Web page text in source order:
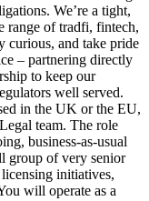
We’re a tight,
range of tradfi, fintech,
curious, and take pride
– partnering directly
to keep our
well served.
in the UK or the EU,
team. The role
business-as-usual
group of very senior
initiatives,
will operate as a